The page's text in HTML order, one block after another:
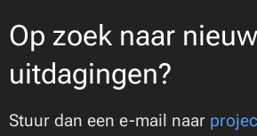
Op zoek naar
uitdagingen?
Stuur dan een e-mail naar